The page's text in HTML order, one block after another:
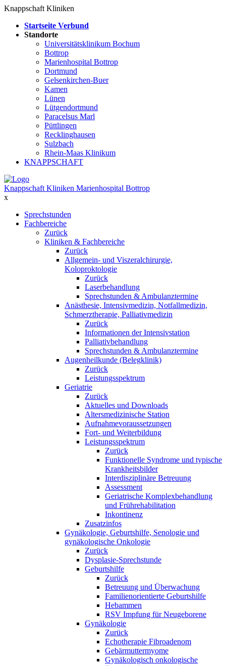
Knappschaft Kliniken
Startseite Verbund
Standorte
Universitätsklinikum Bochum
Bottrop
Marienhospital Bottrop
Dortmund
Gelsenkirchen-Buer
Kamen
Lünen
Lütgendortmund
Paracelsus Marl
Püttlingen
Recklinghausen
Sulzbach
Rhein-Maas Klinikum
KNAPPSCHAFT
Knappschaft Kliniken Marienhospital Bottrop
x
Sprechstunden
Fachbereiche
Zurück
Kliniken & Fachbereiche
Zurück
Allgemein- und Viszeralchirurgie,
Koloproktologie
Zurück
Laserbehandlung
Sprechstunden & Ambulanztermine
Anästhesie, Intensivmedizin, Notfallmedizin,
Schmerztherapie, Palliativmedizin
Zurück
Informationen der Intensivstation
Palliativbehandlung
Sprechstunden & Ambulanztermine
Augenheilkunde (Belegklinik)
Zurück
Leistungsspektrum
Geriatrie
Zurück
Aktuelles und Downloads
Altersmedizinische Station
Aufnahmevoraussetzungen
Fort- und Weiterbildung
Leistungsspektrum
Zurück
Funktionelle Syndrome und typische
Krankheitsbilder
Interdisziplinäre Betreuung
Assessment
Geriatrische Komplexbehandlung
und Frührehabilitation
Inkontinenz
Zusatzinfos
Gynäkologie, Geburtshilfe, Senologie und
gynäkologische Onkologie
Zurück
Dysplasie-Sprechstunde
Geburtshilfe
Zurück
Betreuung und Überwachung
Familienorientierte Geburtshilfe
Hebammen
RSV Impfung für Neugeborene
Gynäkologie
Zurück
Echotherapie Fibroadenom
Gebärmuttermyome
Gynäkologisch onkologische